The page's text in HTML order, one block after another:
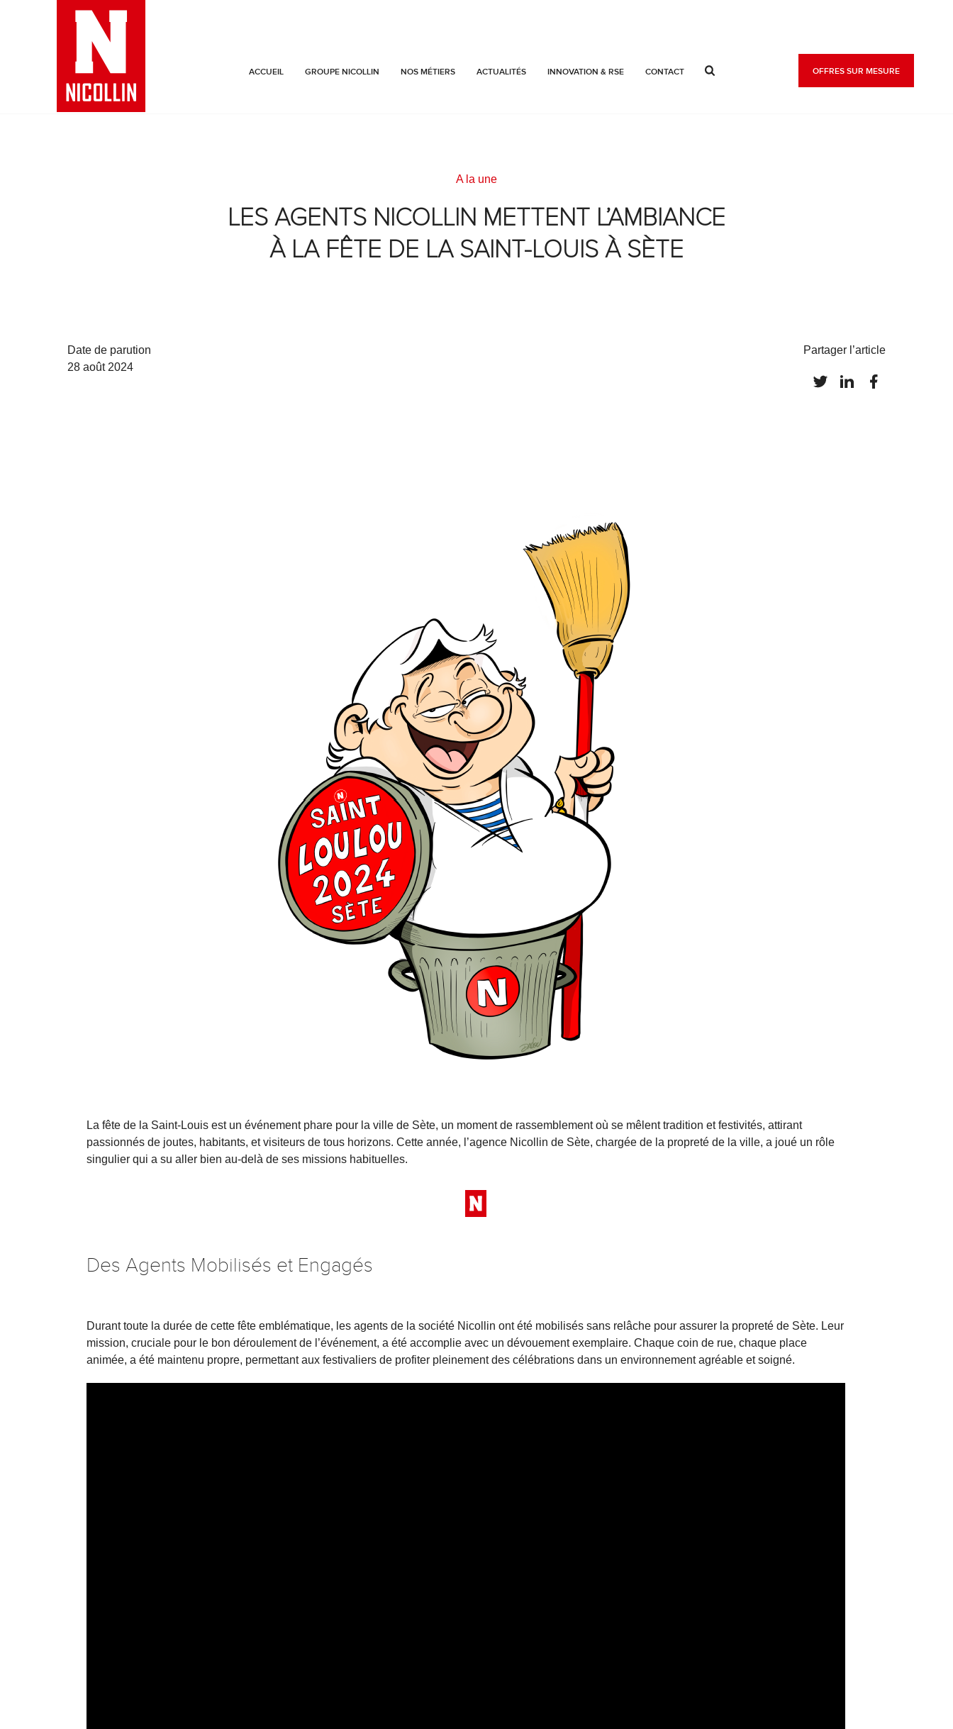
ACCUEIL GROUPE NICOLLIN NOS MÉTIERS ACTUALITÉS INNOVATION & RSE CONTACT OFFRES SUR MESURE
A la une
LES AGENTS NICOLLIN METTENT L’AMBIANCE
À LA FÊTE DE LA SAINT-LOUIS À SÈTE
Date de parution
28 août 2024
Partager l’article
La fête de la Saint-Louis est un événement phare pour la ville de Sète, un moment de rassemblement où se mêlent tradition et festivités, attirant
passionnés de joutes, habitants, et visiteurs de tous horizons. Cette année, l’agence Nicollin de Sète, chargée de la propreté de la ville, a joué un rôle
singulier qui a su aller bien au-delà de ses missions habituelles.
Des Agents Mobilisés et Engagés
Durant toute la durée de cette fête emblématique, les agents de la société Nicollin ont été mobilisés sans relâche pour assurer la propreté de Sète. Leur
mission, cruciale pour le bon déroulement de l’événement, a été accomplie avec un dévouement exemplaire. Chaque coin de rue, chaque place
animée, a été maintenu propre, permettant aux festivaliers de profiter pleinement des célébrations dans un environnement agréable et soigné.